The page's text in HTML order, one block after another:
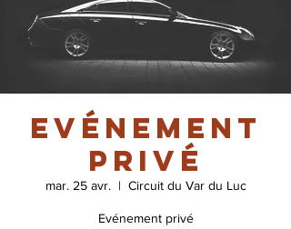
Evénement
privé
mar. 25 avr.
  |
Circuit du Var du Luc
Evénement privé